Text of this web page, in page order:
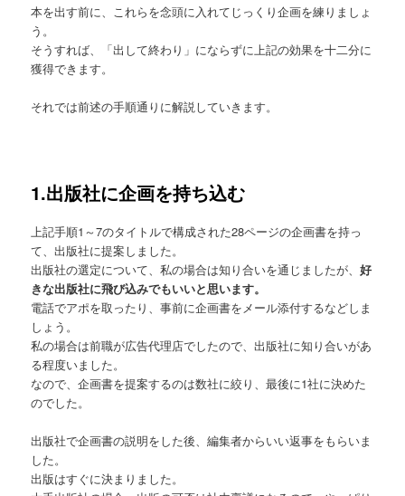
本を出す前に、これらを念頭に入れてじっくり企画を練りましょ
う。
そうすれば、「出して終わり」にならずに上記の効果を十二分に
獲得できます。
それでは前述の手順通りに解説していきます。
1.出版社に企画を持ち込む
上記手順1～7のタイトルで構成された28ページの企画書を持っ
て、出版社に提案しました。
出版社の選定について、私の場合は知り合いを通じましたが、好
きな出版社に飛び込みでもいいと思います。
電話でアポを取ったり、事前に企画書をメール添付するなどしま
しょう。
私の場合は前職が広告代理店でしたので、出版社に知り合いがあ
る程度いました。
なので、企画書を提案するのは数社に絞り、最後に1社に決めた
のでした。
出版社で企画書の説明をした後、編集者からいい返事をもらいま
した。
出版はすぐに決まりました。